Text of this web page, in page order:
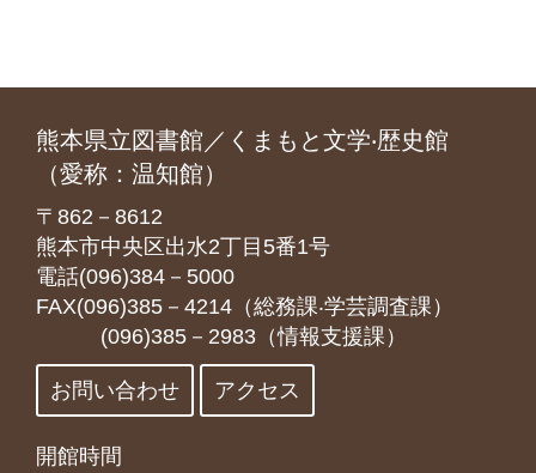
熊本県立図書館／くまもと文学‧歴史館
（愛称：温知館）
〒862－8612
熊本市中央区出水2丁目5番1号
電話(096)384－5000
FAX(096)385－4214（総務課‧学芸調査課）
(096)385－2983（情報支援課）
お問い合わせ アクセス
開館時間